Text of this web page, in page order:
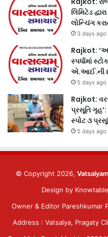
લિમિટેડ
લોન્ચિંગ
3 days ago
Rajkot:
સ્પર્ધામાં
એ.આઈ.ની
5 days ago
Rajkot:
પ્રસૂતિ ગૃહ’:
સ્પોટ ૩
5 days ago
© Copyright 2026,
Design by
Owner & Editor Pareshkumar
Address : Vatsalya, Pragaty